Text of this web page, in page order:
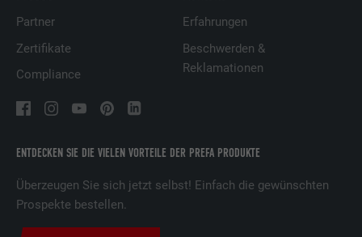
ENTDECKEN SIE DIE VIELEN VORTEILE DER PREFA PRODUKTE
Überzeugen Sie sich jetzt selbst! Einfach die gewünschten
Prospekte bestellen.
Partner
Zertifikate
Compliance
Erfahrungen
Beschwerden &
Reklamationen